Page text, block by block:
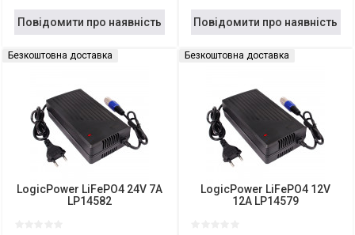
Повідомити про наявність Повідомити про наявність
Безкоштовна доставка
LogicPower LiFePO4 24V 7A
LP14582
Безкоштовна доставка
LogicPower LiFePO4 12V
12A LP14579